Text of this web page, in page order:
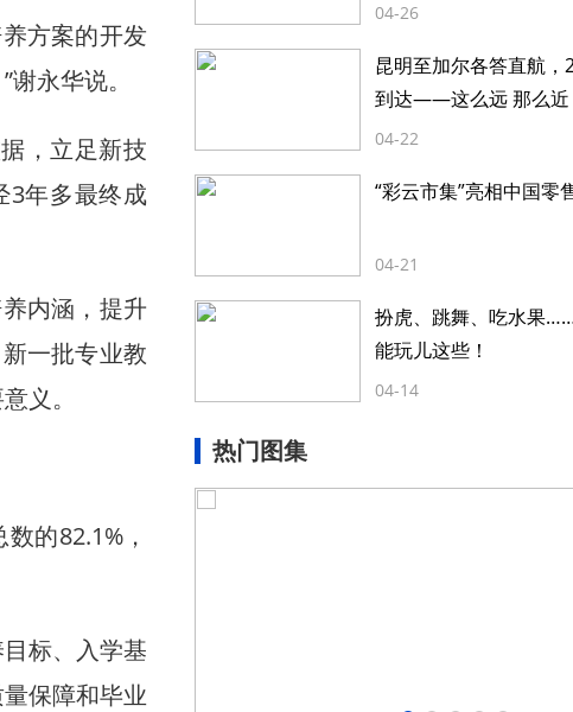
方案的开发
永华说。
，立足新技
3年多最终成
内涵，提升
一批专业教
义。
的82.1%，
标、入学基
保障和毕业
04-26
昆明至加尔各答直航，
到达——这么远 那么近
04-22
“彩云市集”亮相中国零
04-21
扮虎、跳舞、吃水果
能玩儿这些！
04-14
热门图集